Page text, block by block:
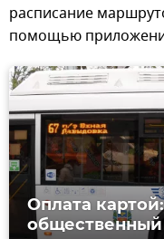
расписание
помощью
Оплата